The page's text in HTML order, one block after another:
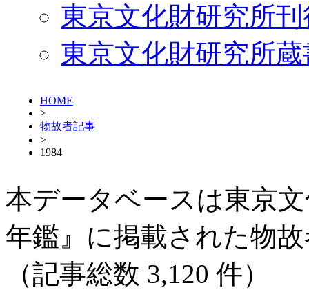
東京文化財研究所
東京文化財研究所
HOME
>
物故者記事
>
1984
本データベースは東京
年鑑』に掲載された物
（記事総数 3,120 件）